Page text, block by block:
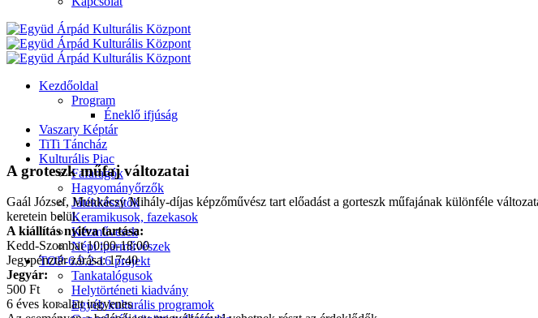
Kezdőoldal
Program
Éneklő ifjúság
Vaszary Képtár
TiTi Táncház
Kulturális Piac
Fafaragók
Hagyományőrzők
Játékkészítők
Keramikusok, fazekasok
Kézművesek
Népi iparművészek
TOP-6.9.2-16 projekt
Tankatalógusok
Helytörténeti kiadvány
Egyéb kulturális programok
A groteszk műfaj változatai
Gaál József, Munkácsy Mihály-díjas képzőművész tart előadást a gorteszk műfajának különféle
keretein belül.
A kiállítás nyitva tartása:
Kedd-Szombat 10:00-18:00
Jegypénztár zárása: 17:40
Jegyár:
500 Ft
6 éves kor alatt ingyenes